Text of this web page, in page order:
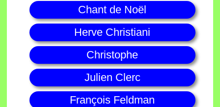
Chant de Noël
Herve Christiani
Christophe
Julien Clerc
François Feldman